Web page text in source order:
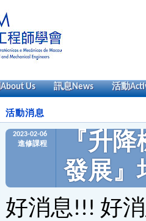
About Us 訊息News 活動
活動消息
2023-02-06
進修課程
『升
發展』
好消息!!! 好